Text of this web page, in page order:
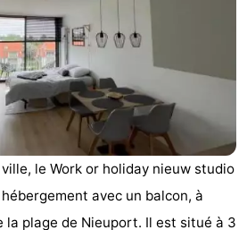
le Work or holiday nieuw studio
avec un balcon, à
la plage de Nieuport. Il est situé à 3